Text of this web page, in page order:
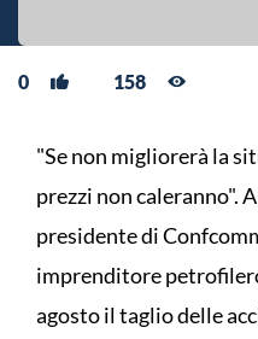
0 158
"Se non migliorerà la
prezzi non caleranno".
presidente di
imprenditore
agosto il taglio delle